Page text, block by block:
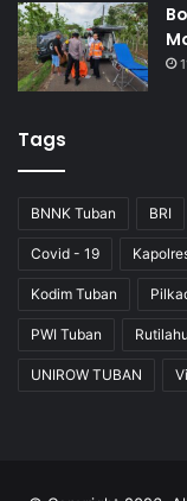
Tags
BNNK Tuban BRI
Covid - 19
Kodim Tuban
PWI Tuban Rutilahu
UNIROW TUBAN